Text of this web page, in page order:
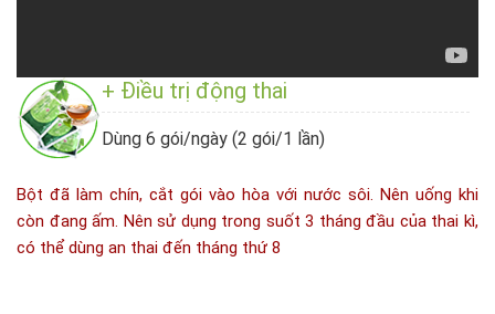
+ Điều trị động thai
Dùng 6 gói/ngày (2 gói/1 lần)
Bột đã làm chín, cắt gói vào hòa với nước sôi. Nên uống khi
còn đang ấm. Nên sử dụng trong suốt 3 tháng đầu của thai kì,
có thể dùng an thai đến tháng thứ 8